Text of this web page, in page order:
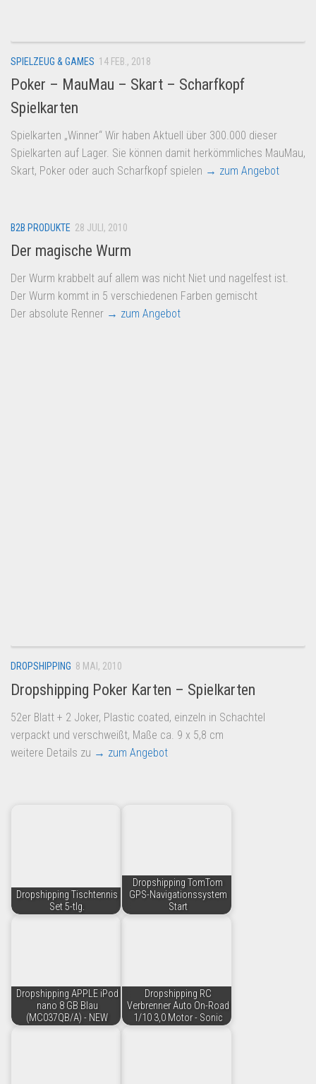
SPIELZEUG & GAMES 14 FEB., 2018
Poker – MauMau – Skart – Scharfkopf
Spielkarten
Spielkarten „Winner“ Wir haben Aktuell über 300.000 dieser
Spielkarten auf Lager. Sie können damit herkömmliches MauMau,
Skart, Poker oder auch Scharfkopf spielen → zum Angebot
B2B PRODUKTE 28 JULI, 2010
Der magische Wurm
Der Wurm krabbelt auf allem was nicht Niet und nagelfest ist.
Der Wurm kommt in 5 verschiedenen Farben gemischt
Der absolute Renner → zum Angebot
DROPSHIPPING 8 MAI, 2010
Dropshipping Poker Karten – Spielkarten
52er Blatt + 2 Joker, Plastic coated, einzeln in Schachtel
verpackt und verschweißt, Maße ca. 9 x 5,8 cm
weitere Details zu → zum Angebot
Dropshipping Tischtennis
Set 5-tlg.
Dropshipping TomTom
GPS-Navigationssystem
Start
Dropshipping APPLE iPod
nano 8 GB Blau
(MC037QB/A) - NEW
Dropshipping RC
Verbrenner Auto On-Road
1/10 3,0 Motor - Sonic